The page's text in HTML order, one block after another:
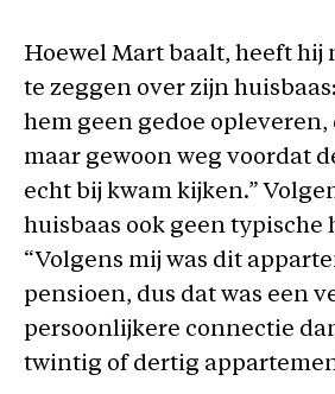
Hoewel Mart baalt, heeft hij
te zeggen over zijn
hem geen gedoe
maar gewoon weg voordat
echt bij kwam kijken.”
huisbaas ook geen typische
“Volgens mij was dit
pensioen, dus dat was een
persoonlijkere connectie
twintig of dertig